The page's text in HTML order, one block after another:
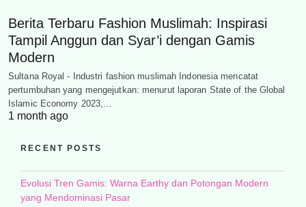
Berita Terbaru Fashion Muslimah: Inspirasi
Tampil Anggun dan Syar’i dengan Gamis
Modern
Sultana Royal - Industri fashion muslimah Indonesia mencatat
pertumbuhan yang mengejutkan: menurut laporan State of the Global
Islamic Economy 2023,…
1 month ago
RECENT POSTS
Evolusi Tren Gamis: Warna Earthy dan Potongan Modern
yang Mendominasi Pasar